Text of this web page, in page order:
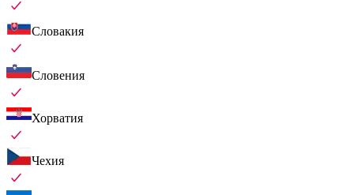
Словакия
Словения
Хорватия
Чехия